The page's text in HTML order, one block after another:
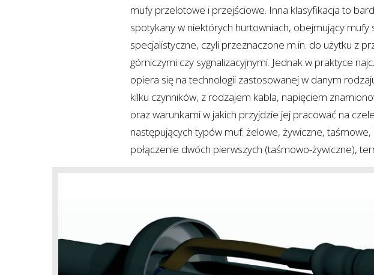
mufy przelotowe i przejściowe. Inna klasyfikacja to
spotykany w niektórych hurtowniach, obejmujący
specjalistyczne, czyli przeznaczone m.in. do użytku z
górniczymi czy sygnalizacyjnymi. Jednak w praktyce
opiera się na technologii zastosowanej w danym
kilku czynników, z rodzajem kabla, napięciem
oraz warunkami w jakich przyjdzie jej pracować na
następujących typów muf: żelowe, żywiczne,
połączenie dwóch pierwszych (taśmowo-żywiczne),